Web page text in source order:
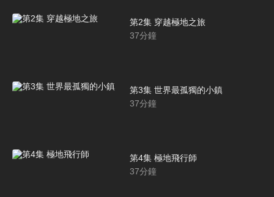
第2集 穿越極地之旅
37分鐘
第3集 世界最孤獨的小鎮
37分鐘
第4集 極地飛行師
37分鐘